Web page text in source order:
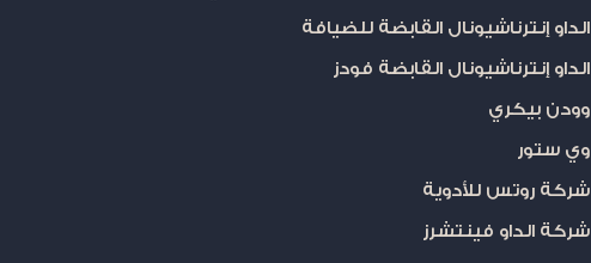
الداو إنترناشيونال القابضة للضيافة
الداو إنترناشيونال القابضة فودز
وودن بيكري
وي ستور
شركة روتس للأدوية
شركة الداو فينتشرز